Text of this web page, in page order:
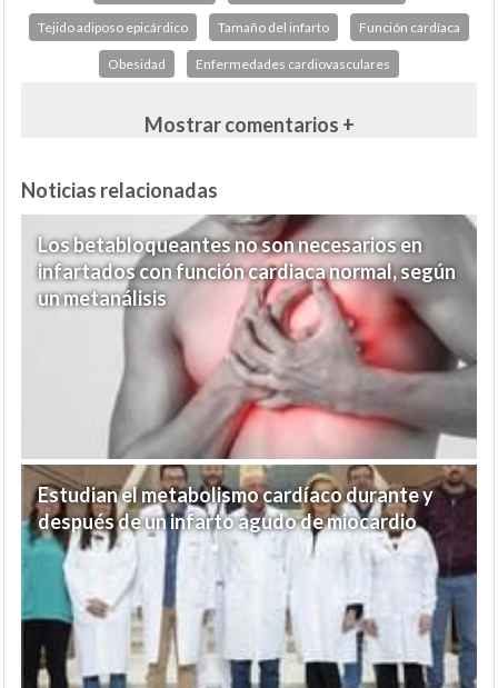
Tejido adiposo epicárdico Tamaño del infarto Función cardíaca
Obesidad Enfermedades cardiovasculares
Mostrar comentarios +
Noticias relacionadas
Los betabloqueantes no son necesarios en
infartados con función cardiaca normal, según
un metanálisis
Estudian el metabolismo cardíaco durante y
después de un infarto agudo de miocardio